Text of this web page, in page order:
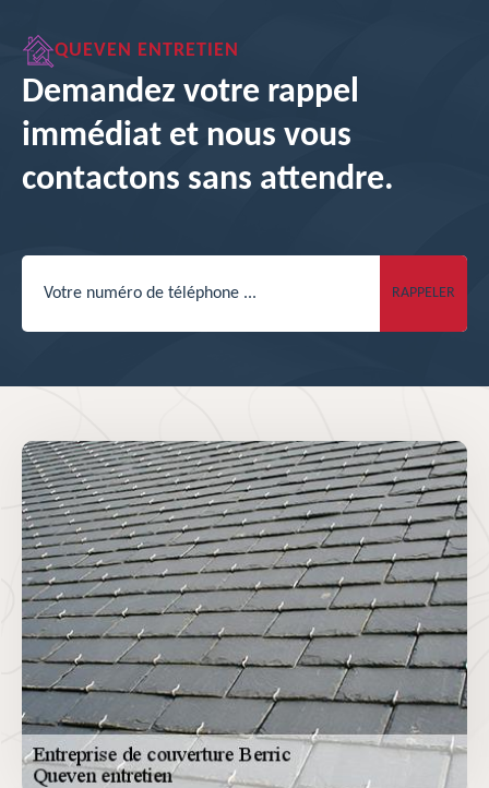
QUEVEN ENTRETIEN
Demandez votre rappel
immédiat et nous vous
contactons sans attendre.